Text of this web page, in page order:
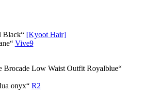
Black“ [Kyoot Hair]
Vive9
Brocade Low Waist Outfit Royalblue“
onyx“ R2